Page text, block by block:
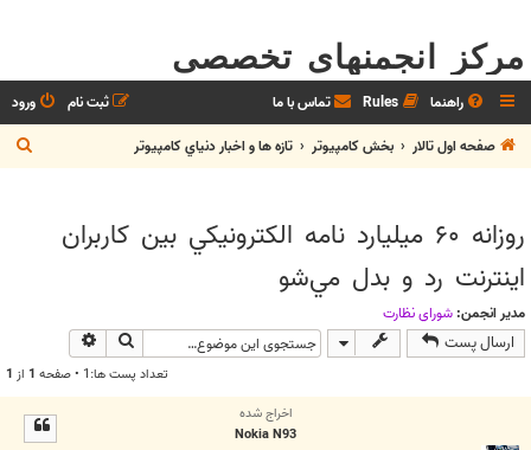
مرکز انجمنهای تخصصی
راهنما Rules تماس با ما ورود
ثبت نام
صفحه اول تالار
بخش كامپيوتر تازه ها و اخبار دنياي کامپيوتر
س
روزانه ‪ ۶۰‬ميليارد نامه الكترونيكي بين كاربران
اينترنت رد و بدل مي‌شو
مدیر انجمن: شوراي نظارت
ارسال پست جستجو
تعداد پست ها:1 • صفحه 1 از 1
اخراج شده
Nokia N93